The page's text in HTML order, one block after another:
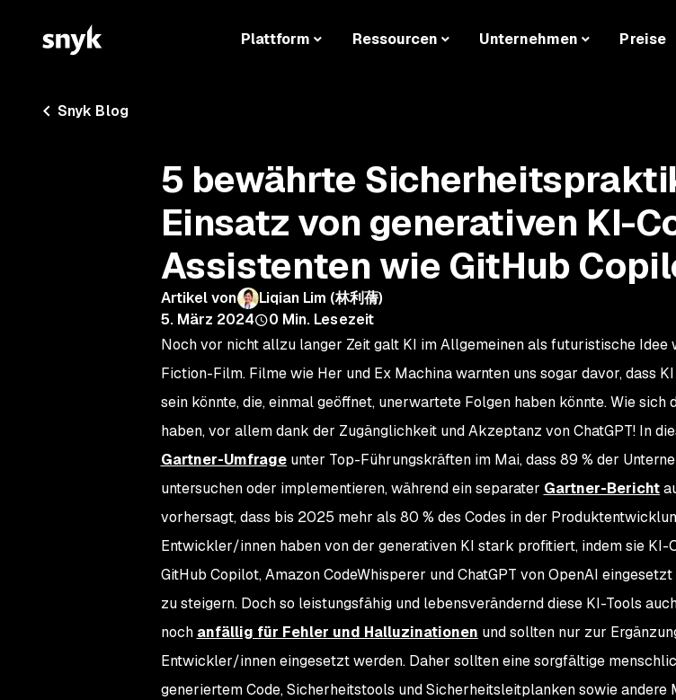
Plattform Ressourcen Unternehmen Preise
Snyk Blog
5 bewährte
Einsatz von generativen KI-
Assistenten wie GitHub
Artikel von
Liqian Lim (林利蒨)
5. März 2024
0 Min. Lesezeit
Noch vor nicht allzu langer Zeit galt KI im Allgemeinen als futuristische Idee
Fiction-Film. Filme wie Her und Ex Machinawarnten uns sogar davor, dass
sein könnte, die, einmal geöffnet, unerwartete Folgen haben könnte. Wie sich
haben, vor allem dank der Zugänglichkeit und Akzeptanz von ChatGPT! In
Gartner-Umfrageunter Top-Führungskräften im Mai, dass 89 % der
untersuchen oder implementieren, während ein separater Gartner-Bericht
vorhersagt, dass bis 2025 mehr als 80 % des Codes in der
Entwickler/innen haben von der generativen KI stark profitiert, indem sie KI-
GitHub Copilot, Amazon CodeWhisperer und ChatGPT von OpenAI
zu steigern. Doch so leistungsfähig und lebensverändernd diese KI-Tools
noch anfällig für Fehler und Halluzinationen und sollten nur zur
Entwickler/innen eingesetzt werden. Daher sollten eine sorgfältige
generiertem Code, Sicherheitstools und Sicherheitsleitplanken sowie andere